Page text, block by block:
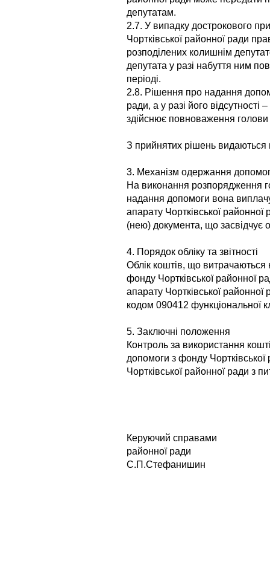
депутатам.
2.7. У випадку дострокового
Чортківської районної ради
розподілених колишнім
депутата у разі набуття ним
періоді.
2.8. Рішення про надання
ради, а у разі його
здійснює повноваження
З прийнятих рішень видаються
3. Механізм одержання
На виконання розпорядження
надання допомоги вона
апарату Чортківської
(нею) документа, що засвідчує
4. Порядок обліку та звітності
Облік коштів, що
фонду Чортківської районної
апарату Чортківської районної
кодом 090412 функціональної
5. Заключні положення
Контроль за використання
допомоги з фонду Чортківської
Чортківської районної ради з
Керуючий справами
С.П.Стефанишин